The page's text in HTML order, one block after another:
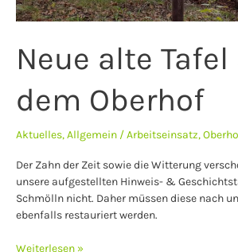
Neue alte
dem Oberhof
Aktuelles,Allgemein /Arbeitseinsatz,
Der Zahn der Zeit sowie die Witterung
unsere aufgestellten Hinweis- &
Schmölln nicht. Daher müssen diese nach
ebenfalls restauriert werden.
Weiterlesen »